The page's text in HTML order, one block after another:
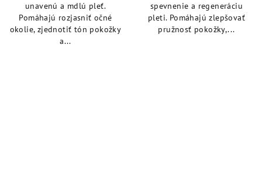
unavenú a mdlú pleť.
Pomáhajú rozjasniť očné
okolie, zjednotiť tón pokožky
a...
spevnenie a regeneráciu
pleti. Pomáhajú zlepšovať
pružnosť pokožky,...